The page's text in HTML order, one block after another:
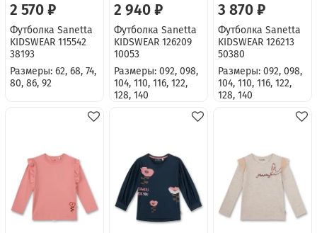
2 570 ₽
Футболка Sanetta
KIDSWEAR 115542
38193
Размеры: 62, 68, 74,
80, 86, 92
2 940 ₽
Футболка Sanetta
KIDSWEAR 126209
10053
Размеры: 092, 098,
104, 110, 116, 122,
128, 140
3 870 ₽
Футболка Sanetta
KIDSWEAR 126213
50380
Размеры: 092, 098,
104, 110, 116, 122,
128, 140